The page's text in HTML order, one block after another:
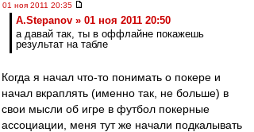
01 ноя 2011 20:35
A.Stepanov » 01 ноя 2011 20:50
а давай так, ты в оффлайне покажешь
результат на табле
Когда я начал что-то понимать о покере и
начал вкраплять (именно так, не больше) в
свои мысли об игре в футбол покерные
ассоциации, меня тут же начали подкалывать